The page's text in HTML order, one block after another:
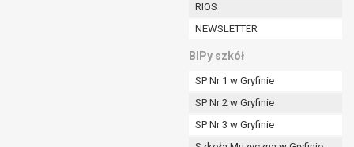
RIOS
NEWSLETTER
BIPy szkół
SP Nr 1 w Gryfinie
SP Nr 2 w Gryfinie
SP Nr 3 w Gryfinie
czasu wycofania tej zgody.
do realizacji zawartej umowy, a po tym
na przetwarzanie danych po zakończeniu i
z umowy o dofinansowanie zawartej między